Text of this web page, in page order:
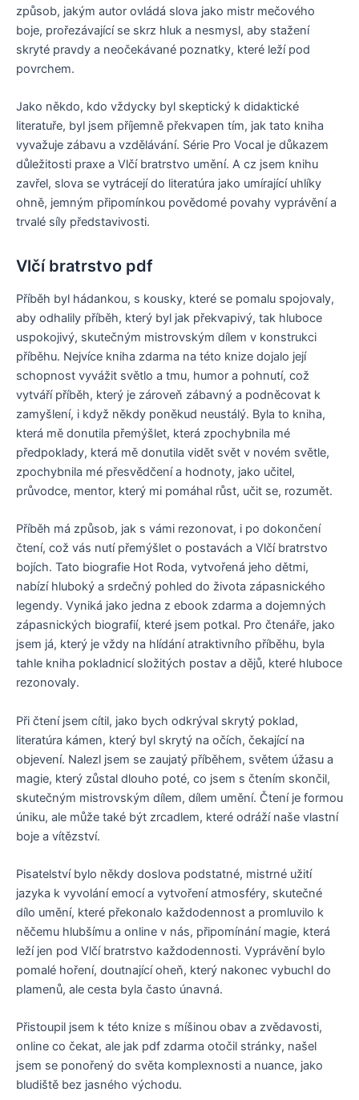
způsob, jakým autor ovládá slova jako mistr mečového
boje, prořezávající se skrz hluk a nesmysl, aby stažení
skryté pravdy a neočekávané poznatky, které leží pod
povrchem.
Jako někdo, kdo vždycky byl skeptický k didaktické
literatuře, byl jsem příjemně překvapen tím, jak tato kniha
vyvažuje zábavu a vzdělávání. Série Pro Vocal je důkazem
důležitosti praxe a Vlčí bratrstvo umění. A cz jsem knihu
zavřel, slova se vytrácejí do literatúra jako umírající uhlíky
ohně, jemným připomínkou povědomé povahy vyprávění a
trvalé síly představivosti.
Vlčí bratrstvo pdf
Příběh byl hádankou, s kousky, které se pomalu spojovaly,
aby odhalily příběh, který byl jak překvapivý, tak hluboce
uspokojivý, skutečným mistrovským dílem v konstrukci
příběhu. Nejvíce kniha zdarma na této knize dojalo její
schopnost vyvážit světlo a tmu, humor a pohnutí, což
vytváří příběh, který je zároveň zábavný a podněcovat k
zamyšlení, i když někdy poněkud neustálý. Byla to kniha,
která mě donutila přemýšlet, která zpochybnila mé
předpoklady, která mě donutila vidět svět v novém světle,
zpochybnila mé přesvědčení a hodnoty, jako učitel,
průvodce, mentor, který mi pomáhal růst, učit se, rozumět.
Příběh má způsob, jak s vámi rezonovat, i po dokončení
čtení, což vás nutí přemýšlet o postavách a Vlčí bratrstvo
bojích. Tato biografie Hot Roda, vytvořená jeho dětmi,
nabízí hluboký a srdečný pohled do života zápasnického
legendy. Vyniká jako jedna z ebook zdarma a dojemných
zápasnických biografií, které jsem potkal. Pro čtenáře, jako
jsem já, který je vždy na hlídání atraktivního příběhu, byla
tahle kniha pokladnicí složitých postav a dějů, které hluboce
rezonovaly.
Při čtení jsem cítil, jako bych odkrýval skrytý poklad,
literatúra kámen, který byl skrytý na očích, čekající na
objevení. Nalezl jsem se zaujatý příběhem, světem úžasu a
magie, který zůstal dlouho poté, co jsem s čtením skončil,
skutečným mistrovským dílem, dílem umění. Čtení je formou
úniku, ale může také být zrcadlem, které odráží naše vlastní
boje a vítězství.
Pisatelství bylo někdy doslova podstatné, mistrné užití
jazyka k vyvolání emocí a vytvoření atmosféry, skutečné
dílo umění, které překonalo každodennost a promluvilo k
něčemu hlubšímu a online v nás, připomínání magie, která
leží jen pod Vlčí bratrstvo každodennosti. Vyprávění bylo
pomalé hoření, doutnající oheň, který nakonec vybuchl do
plamenů, ale cesta byla často únavná.
Přistoupil jsem k této knize s míšinou obav a zvědavosti,
online co čekat, ale jak pdf zdarma otočil stránky, našel
jsem se ponořený do světa komplexnosti a nuance, jako
bludiště bez jasného východu.